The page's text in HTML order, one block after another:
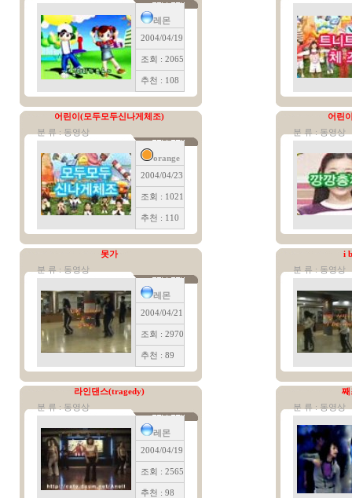
레몬
2004/04/19
조회 : 2065
추천 : 108
어린이(모두모두신나게체조)
분 류 : 동영상
orange
2004/04/23
조회 : 1021
추천 : 110
어린
분 류 : 동영상
못가
분 류 : 동영상
레몬
2004/04/21
조회 : 2970
추천 : 89
i
분 류 : 동영상
라인댄스(tragedy)
분 류 : 동영상
레몬
2004/04/19
조회 : 2565
추천 : 98
째
분 류 : 동영상